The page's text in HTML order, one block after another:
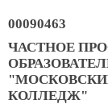
00090463
ЧАСТНОЕ
КОЛЛЕДЖ"